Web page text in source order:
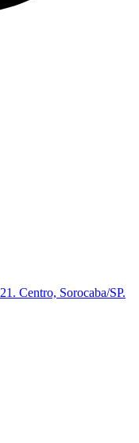
Centro, Sorocaba/SP.